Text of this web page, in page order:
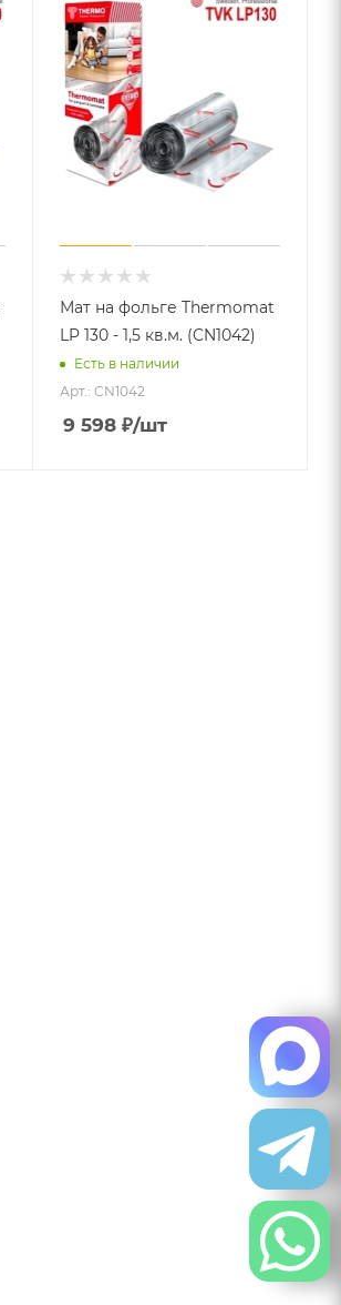
Мат на фольге Thermomat
LP 130 - 1,5 кв.м. (CN1042)
Есть в наличии
Арт.: CN1042
9 598₽/шт